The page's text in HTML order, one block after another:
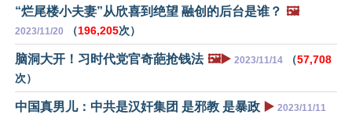
“烂尾楼小夫妻”从欣喜到绝望 融创的后台是谁？ 🖼️
2023/11/20 （196,205次）
脑洞大开！习时代党官奇葩抢钱法 🖼️▶️ 2023/11/14 （57,708
次）
中国真男儿：中共是汉奸集团 是邪教 是暴政 ▶️ 2023/11/11